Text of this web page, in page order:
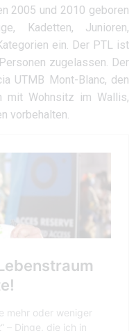
2005 und 2010 geboren
Kadetten, Junioren,
ein. Der PTL ist
zugelassen. Der
UTMB Mont-Blanc, den
mit Wohnsitz im Wallis,
vorbehalten.